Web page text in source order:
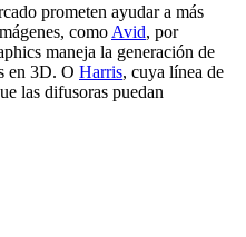
prometen ayudar a más
como Avid, por
maneja la generación de
en 3D. O Harris, cuya línea de
las difusoras puedan